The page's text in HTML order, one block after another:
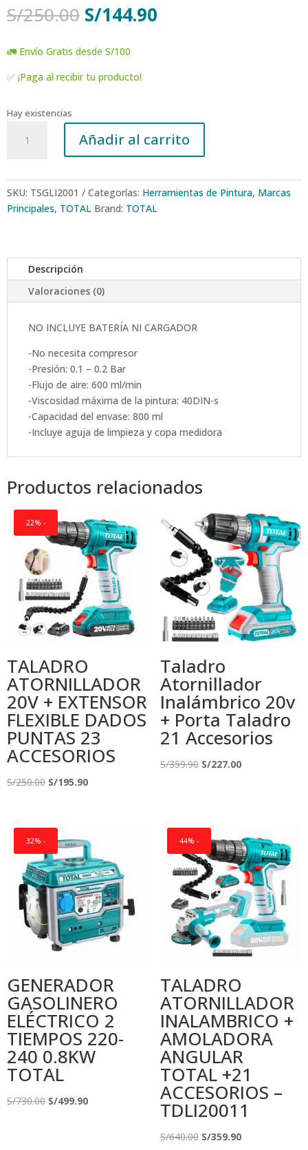
S/250.00 El
precio
original
era:
S/250.00.
S/144.90
🚛 Envío Gratis desde S/100
✅ ¡Paga al recibir tu producto!
Hay existencias
PINTAR
800ML
PAINT
TSGLI2001
cantidad
Añadir al carrito
SKU: TSGLI2001 Categorías: Herramientas de Pintura, Marcas
Principales, TOTAL Brand: TOTAL
Descripción
Valoraciones (0)
NO INCLUYE BATERÍA NI CARGADOR
-No necesita compresor
-Presión: 0.1 – 0.2 Bar
-Flujo de aire: 600 ml/min
-Viscosidad máxima de la pintura: 40DIN-s
-Capacidad del envase: 800 ml
-Incluye aguja de limpieza y copa medidora
Productos relacionados
22% -
TALADRO
ATORNILLADOR
20V + EXTENSOR
FLEXIBLE DADOS
PUNTAS 23
ACCESORIOS
S/250.00 El
S/250.00.
S/195.90El
S/195.90.
Taladro
Atornillador
Inalámbrico 20v
+ Porta Taladro
21 Accesorios
S/359.90 El
S/227.00El
S/227.00.
32% -
GENERADOR
GASOLINERO
ELÉCTRICO 2
TIEMPOS 220-
240 0.8KW
TOTAL
S/730.00 El
S/499.90El
44% -
TALADRO
ATORNILLADOR
INALAMBRICO +
AMOLADORA
ANGULAR
TOTAL +21
ACCESORIOS –
TDLI20011
S/640.00 El
S/359.90El